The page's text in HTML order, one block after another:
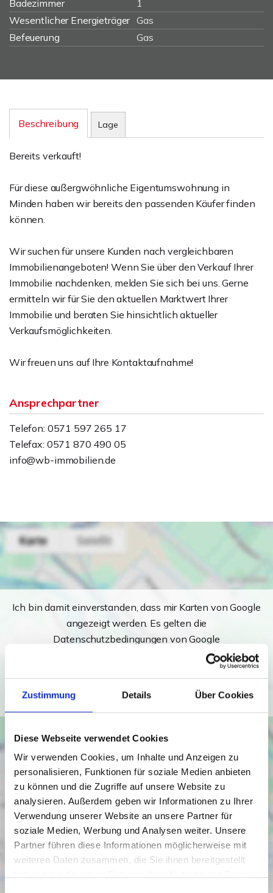
Zustimmung Details Über Cookies
Diese Webseite verwendet Cookies
Wir verwenden Cookies, um Inhalte und Anzeigen zu
personalisieren, Funktionen für soziale Medien anbieten
zu können und die Zugriffe auf unsere Website zu
analysieren. Außerdem geben wir Informationen zu Ihrer
Verwendung unserer Website an unsere Partner für
soziale Medien, Werbung und Analysen weiter. Unsere
Partner führen diese Informationen möglicherweise mit
weiteren Daten zusammen, die Sie ihnen bereitgestellt
Badezimmer
1
Wesentlicher Energieträger Gas
Befeuerung
Gas
Beschreibung Lage
Bereits verkauft!
Für diese außergwöhnliche Eigentumswohnung in
Minden haben wir bereits den passenden Käufer finden
können.
Wir suchen für unsere Kunden nach vergleichbaren
Immobilienangeboten! Wenn Sie über den Verkauf Ihrer
Immobilie nachdenken, melden Sie sich bei uns. Gerne
ermitteln wir für Sie den aktuellen Marktwert Ihrer
Immobilie und beraten Sie hinsichtlich aktueller
Verkaufsmöglichkeiten.
Wir freuen uns auf Ihre Kontaktaufnahme!
Ansprechpartner
Telefon: 0571 597 265 17
Telefax: 0571 870 490 05
info@wb-immobilien.de
Ich bin damit einverstanden, dass mir Karten von Google
angezeigt werden. Es gelten die
Datenschutzbedingungen von Google
https://policies.google.com/privacy).